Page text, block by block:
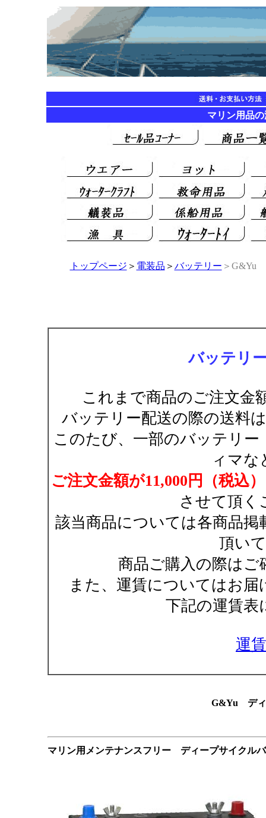
マリン用品
トップページ ＞ 電装品 ＞ バッテリー ＞G&Yu
バッテリ
これまで商品のご注文金
バッテリー配送の際の送料
このたび、一部のバッテリー
ィマな
ご注文金額が11,000円（税込
させて頂く
該当商品については各商品
頂い
商品ご購入の際はご
また、運賃についてはお
下記の運賃表
運
G&Yu ディ
マリン用メンテナンスフリー ディープサイク